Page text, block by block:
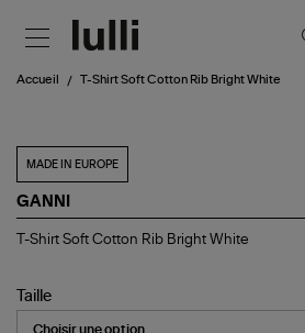
Accueil T-Shirt Soft Cotton Rib Bright White
MADE IN EUROPE
GANNI
T-
Cotton
Rib
Bright
T-Shirt Soft Cotton Rib Bright White
Taille